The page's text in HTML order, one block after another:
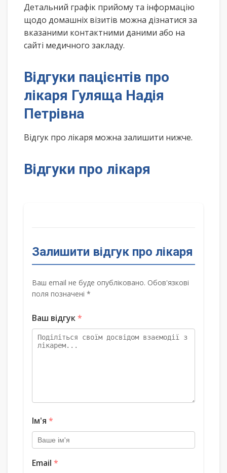
Детальний графік прийому та інформацію
щодо домашніх візитів можна дізнатися за
вказаними контактними даними або на
сайті медичного закладу.
Відгуки пацієнтів про
лікаря Гуляща Надія
Петрівна
Відгук про лікаря можна залишити нижче.
Відгуки про лікаря
Залишити відгук про лікаря
Ваш email не буде опубліковано. Обов'язкові
поля позначені *
Ваш відгук*
Ім'я *
Email *